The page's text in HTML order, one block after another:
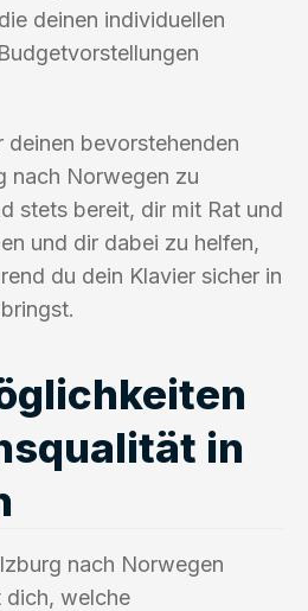
deinen individuellen
deinen bevorstehenden
nach Norwegen zu
stets bereit, dir mit Rat und
und dir dabei zu helfen,
du dein Klavier sicher in
in
nach Norwegen
dich, welche